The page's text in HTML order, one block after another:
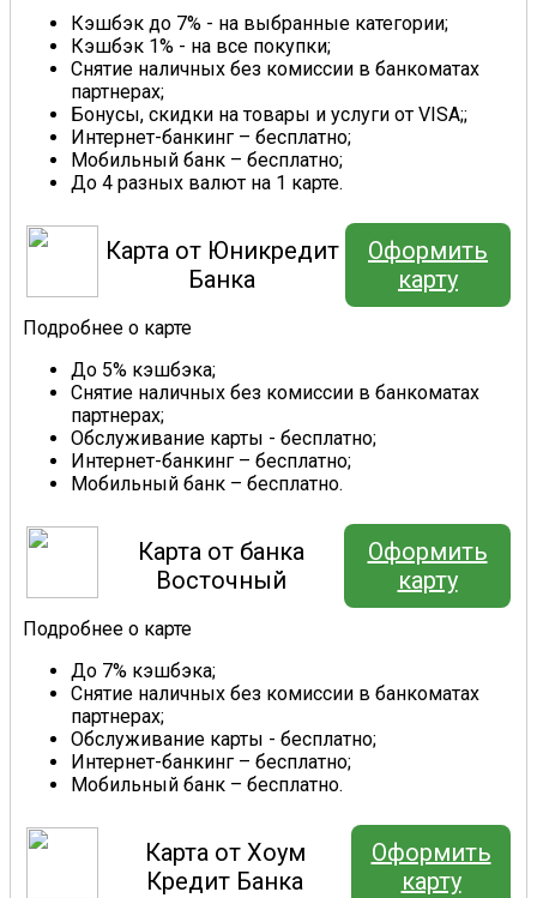
Кэшбэк до 7% - на выбранные категории;
Кэшбэк 1% - на все покупки;
Снятие наличных без комиссии в банкоматах
партнерах;
Бонусы, скидки на товары и услуги от VISA;;
Интернет-банкинг – бесплатно;
Мобильный банк – бесплатно;
До 4 разных валют на 1 карте.
Карта от Юникредит
Банка
Оформить
карту
Подробнее о карте
До 5% кэшбэка;
Снятие наличных без комиссии в банкоматах
партнерах;
Обслуживание карты - бесплатно;
Интернет-банкинг – бесплатно;
Мобильный банк – бесплатно.
Карта от банка
Восточный
Оформить
карту
Подробнее о карте
До 7% кэшбэка;
Снятие наличных без комиссии в банкоматах
партнерах;
Обслуживание карты - бесплатно;
Интернет-банкинг – бесплатно;
Мобильный банк – бесплатно.
Карта от Хоум
Кредит Банка
Оформить
карту